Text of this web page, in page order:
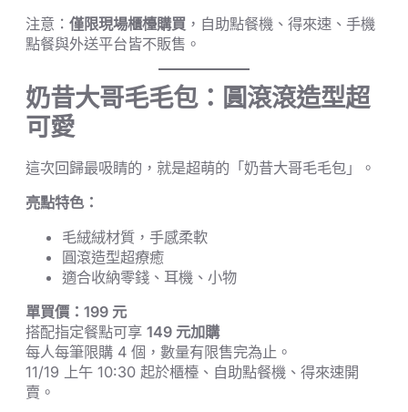
注意： 僅限現場櫃檯購買 ，自助點餐機、得來速、手機
點餐與外送平台皆不販售。
奶昔大哥毛毛包：圓滾滾造型超
可愛
這次回歸最吸睛的，就是超萌的「奶昔大哥毛毛包」。
亮點特色：
毛絨絨材質，手感柔軟
圓滾造型超療癒
適合收納零錢、耳機、小物
單買價：199 元
搭配指定餐點可享 149 元加購
每人每筆限購 4 個，數量有限售完為止。
11/19 上午 10:30 起於櫃檯、自助點餐機、得來速開
賣。